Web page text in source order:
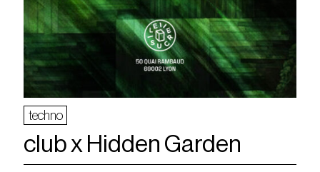
techno
club x Hidden Garden